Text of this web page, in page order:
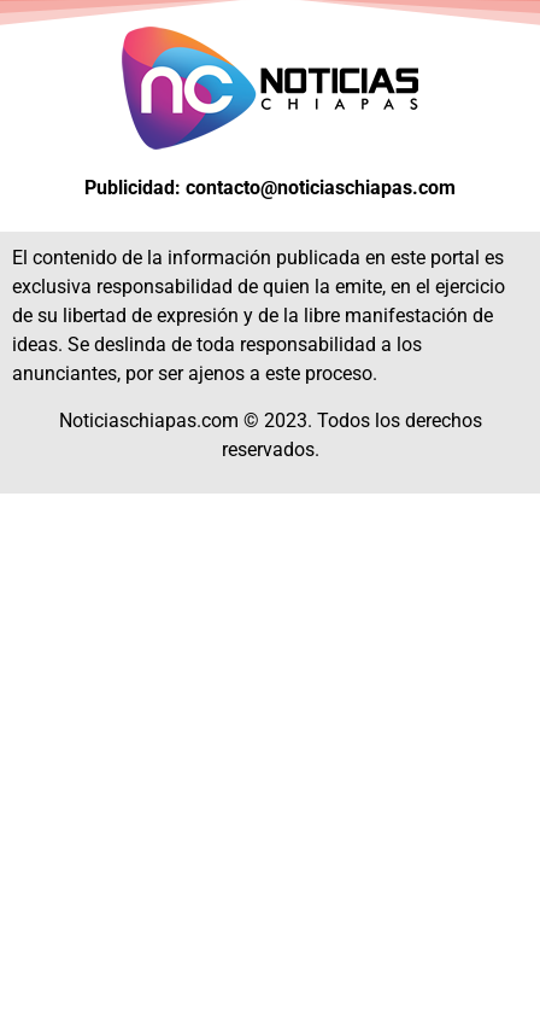
Publicidad: contacto@noticiaschiapas.com
El contenido de la información publicada en este portal es
exclusiva responsabilidad de quien la emite, en el ejercicio
de su libertad de expresión y de la libre manifestación de
ideas. Se deslinda de toda responsabilidad a los
anunciantes, por ser ajenos a este proceso.
Noticiaschiapas.com © 2023. Todos los derechos
reservados.